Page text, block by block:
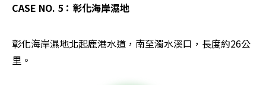
CASE NO. 5：彰化海岸濕地
彰化海岸濕地北起鹿港水道，南至濁水溪口，長度約26公
里。